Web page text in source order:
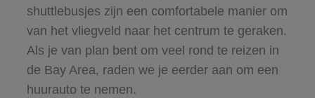
shuttlebusjes zijn een comfortabele manier om
van het vliegveld naar het centrum te geraken.
Als je van plan bent om veel rond te reizen in
de Bay Area, raden we je eerder aan om een
huurauto te nemen.